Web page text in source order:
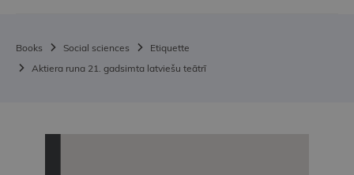
Books Social sciences
Etiquette
Aktiera runa 21. gadsimta latviešu teātrī